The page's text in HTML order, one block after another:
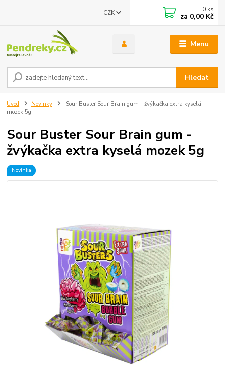
Menu
CZK
Hledat
0 ks
za 0,00 Kč
Úvod Novinky
Sour Buster Sour Brain gum - žvýkačka extra kyselá
mozek 5g
Sour Buster Sour Brain gum -
žvýkačka extra kyselá mozek 5g
Novinka